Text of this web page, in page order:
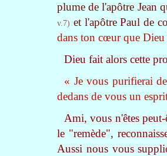
plume de l'apôtre Jean
v.7) et l'apôtre Paul de
dans ton cœur que Dieu
Dieu fait alors cette
« Je vous purifierai
dedans de vous un
Ami, vous n'êtes
le "remède",
Aussi nous vous